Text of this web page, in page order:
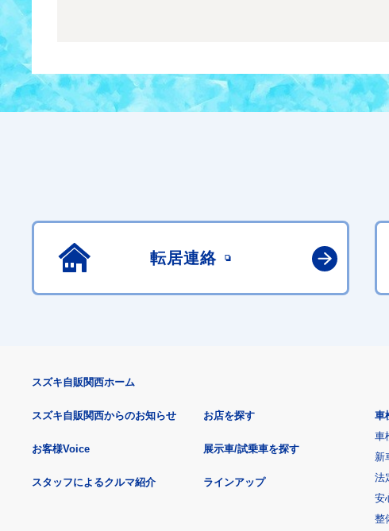
転居連絡
スズキ自販関西ホーム
スズキ自販関西からのお知らせ
お客様Voice
スタッフによるクルマ紹介
お店を探す
展示車/試乗車を探す
ラインアップ
車
車
新
法
安
整